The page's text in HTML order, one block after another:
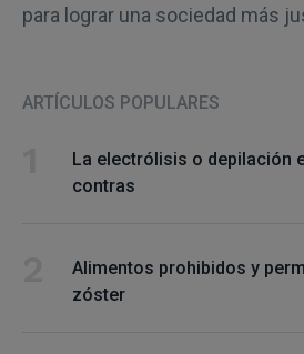
para lograr una sociedad más
ARTÍCULOS POPULARES
La electrólisis o depilación
contras
Alimentos prohibidos y
zóster